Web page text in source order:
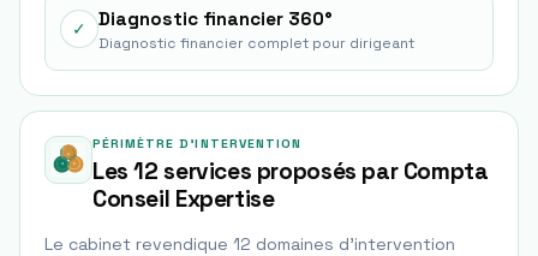
✓ Diagnostic financier 360°
Diagnostic financier complet pour dirigeant
PÉRIMÈTRE D'INTERVENTION
Les 12 services proposés par Compta
Conseil Expertise
Le cabinet revendique 12 domaines d'intervention